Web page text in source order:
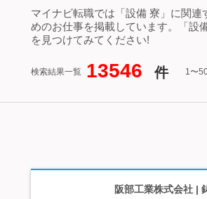
マイナビ転職では「設備 寮」に関
めのお仕事を掲載しています。「設
を見つけてみてください!
検索結果一覧 13546 件 1〜
阪部工業株式会社 |